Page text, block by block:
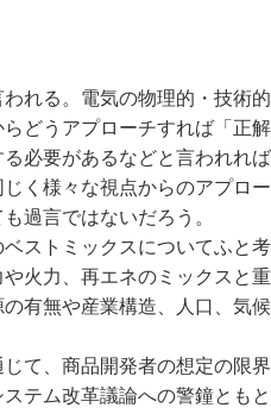
れる。電気の物理的・技術
どうアプローチすれば「正
必要があるなどと言われれ
く様々な視点からのアプロ
過言ではないだろう。
ストミックスについてふと
火力、再エネのミックスと
有無や産業構造、人口、気
て、商品開発者の想定の限
テム改革議論への警鐘ともと